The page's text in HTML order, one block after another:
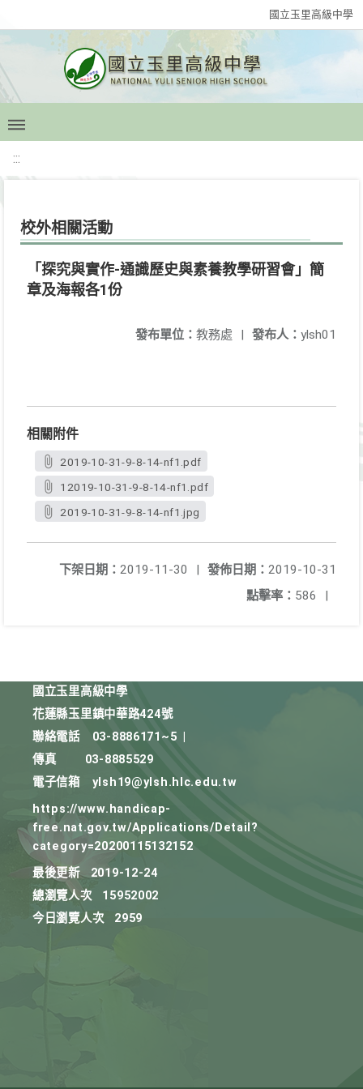
國立玉里高級中學
:::
校外相關活動
「探究與實作-通識歷史與素養教學研習會」簡
章及海報各1份
發布人： ylsh01
發布單位： 教務處 |
相關附件
2019-10-31-9-8-14-nf1.pdf
12019-10-31-9-8-14-nf1.pdf
2019-10-31-9-8-14-nf1.jpg
發佈日期： 2019-10-31
下架日期： 2019-11-30
|
點擊率： 586 |
國立玉里高級中學
花蓮縣玉里鎮中華路424號
聯絡電話
03-8886171~5
傳真
03-8885529
電子信箱
ylsh19@ylsh.hlc.edu.tw
https://www.handicap-
free.nat.gov.tw/Applications/Detail?
category=20200115132152
最後更新
2019-12-24
總瀏覽人次
15952002
今日瀏覽人次
2959